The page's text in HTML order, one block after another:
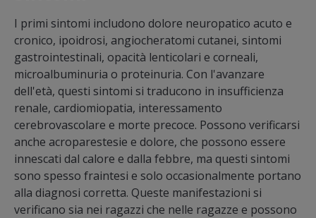
I primi sintomi includono dolore neuropatico acuto e
cronico, ipoidrosi, angiocheratomi cutanei, sintomi
gastrointestinali, opacità lenticolari e corneali,
microalbuminuria o proteinuria. Con l'avanzare
dell'età, questi sintomi si traducono in insufficienza
renale, cardiomiopatia, interessamento
cerebrovascolare e morte precoce. Possono verificarsi
anche acroparestesie e dolore, che possono essere
innescati dal calore e dalla febbre, ma questi sintomi
sono spesso fraintesi e solo occasionalmente portano
alla diagnosi corretta. Queste manifestazioni si
verificano sia nei ragazzi che nelle ragazze e possono